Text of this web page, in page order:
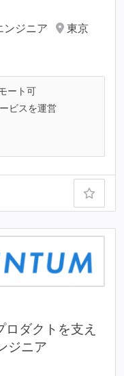
ジニア
東京
ート可
ビスを運営
ダクトを支え
ジニア